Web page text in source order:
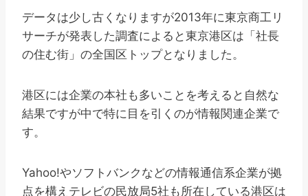
データは少し古くなりますが2013年に東京商工リ
サーチが発表した調査によると東京港区は「社長
の住む街」の全国区トップとなりました。
港区には企業の本社も多いことを考えると自然な
結果ですが中で特に目を引くのが情報関連企業で
す。
Yahoo!やソフトバンクなどの情報通信系企業が拠
点を構えテレビの民放局5社も所在している港区は